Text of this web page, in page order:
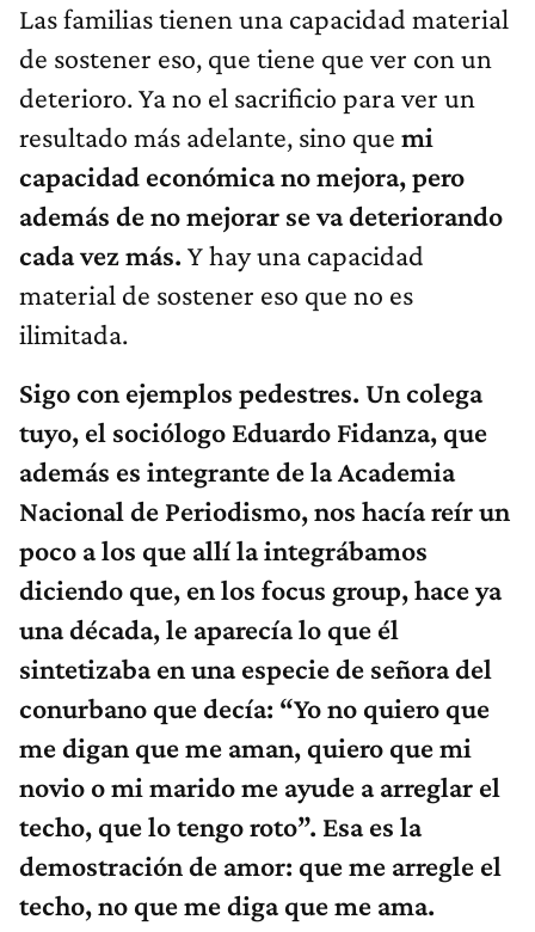
Las familias tienen una capacidad material
de sostener eso, que tiene que ver con un
deterioro. Ya no el sacrificio para ver un
resultado más adelante, sino que mi
capacidad económica no mejora, pero
además de no mejorar se va deteriorando
cada vez más. Y hay una capacidad
material de sostener eso que no es
ilimitada.
Sigo con ejemplos pedestres. Un colega
tuyo, el sociólogo Eduardo Fidanza, que
además es integrante de la Academia
Nacional de Periodismo, nos hacía reír un
poco a los que allí la integrábamos
diciendo que, en los focus group, hace ya
una década, le aparecía lo que él
sintetizaba en una especie de señora del
conurbano que decía: “Yo no quiero que
me digan que me aman, quiero que mi
novio o mi marido me ayude a arreglar el
techo, que lo tengo roto”. Esa es la
demostración de amor: que me arregle el
techo, no que me diga que me ama.